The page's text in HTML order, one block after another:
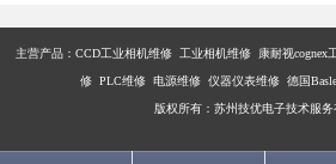
主营产品： CCD工业相机维修 工业相机维修 康耐视
修 PLC维修 电源维修 仪器仪表维修 德国
版权所有：苏州技优电子技术服务